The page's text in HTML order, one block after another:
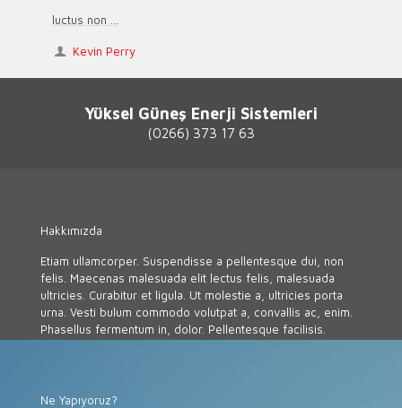
luctus non ...
Kevin Perry
Yüksel Güneş Enerji Sistemleri
(0266) 373 17 63
Hakkımızda
Etiam ullamcorper. Suspendisse a pellentesque dui, non
felis. Maecenas malesuada elit lectus felis, malesuada
ultricies. Curabitur et ligula. Ut molestie a, ultricies porta
urna. Vesti bulum commodo volutpat a, convallis ac, enim.
Phasellus fermentum in, dolor. Pellentesque facilisis.
Ne Yapıyoruz?